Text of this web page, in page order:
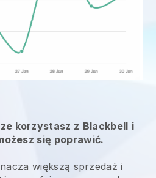
korzystasz z Blackbell i
się poprawić.
większą sprzedaż i